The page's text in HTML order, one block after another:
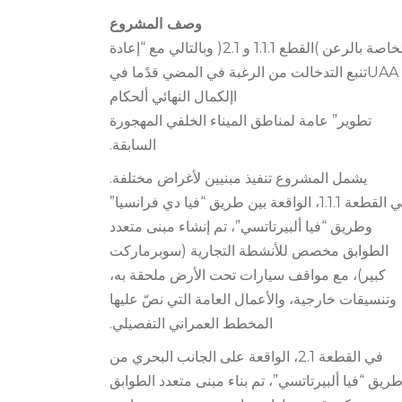
وصف المشروع
الخاصة بالرعن )القطع 1.1.1 و 2.1( وبالتالي مع “إعادة
UAAتنبع التدخالت من الرغبة في المضي قدًما في
اإلكمال النهائي ألحكام
تطوير” عامة لمناطق الميناء الخلفي المهجورة
السابقة.
يشمل المشروع تنفيذ مبنيين لأغراض مختلفة.
في القطعة 1.1.1، الواقعة بين طريق “فيا دي فرانسيا”
وطريق “فيا ألبيرتاتسي”، تم إنشاء مبنى متعدد
الطوابق مخصص للأنشطة التجارية (سوبرماركت
كبير)، مع مواقف سيارات تحت الأرض ملحقة به،
وتنسيقات خارجية، والأعمال العامة التي نصّ عليها
المخطط العمراني التفصيلي.
في القطعة 2.1، الواقعة على الجانب البحري من
“فيا ألبيرتاتسي”، تم بناء مبنى متعدد الطوابق